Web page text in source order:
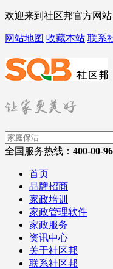
欢迎来到社区邦官方网站
网站地图 收藏本站 联系
全国服务热线： 400-00-
首页
品牌招商
家政培训
家政管理软件
家政服务
资讯中心
关于社区邦
联系社区邦